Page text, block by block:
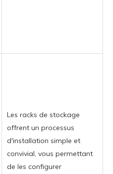
Les racks de stockage
offrent un processus
d'installation simple et
convivial, vous permettant
de les configurer